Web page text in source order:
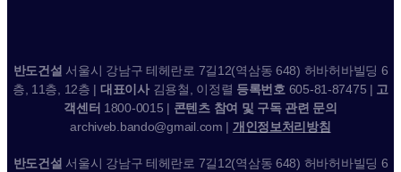
반도건설 서울시 강남구 테헤란로 7길12(역삼동 648) 허바허바빌딩 6
층, 11층, 12층 | 대표이사김용철, 이정렬 등록번호 605-81-87475 | 고
객센터 1800-0015 | 콘텐츠 참여 및 구독 관련 문의
archiveb.bando@gmail.com | 개인정보처리방침
반도건설 서울시 강남구 테헤란로 7길12(역삼동 648) 허바허바빌딩 6